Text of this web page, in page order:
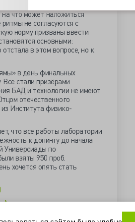
физиологические ритмы.
на что может наложиться
не согласуются с
норму призваны ввести
основными:
в этом вопросе, но к
в день финальных
Все стали призёрами
БАД и технологии не имеют
отечественного
Института физико-
что все работы лаборатории
к допингу до начала
Универсиады по
взяты 950 проб.
хочется опять стать